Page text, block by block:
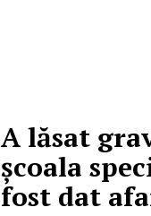
A lăsat
școala
fost dat